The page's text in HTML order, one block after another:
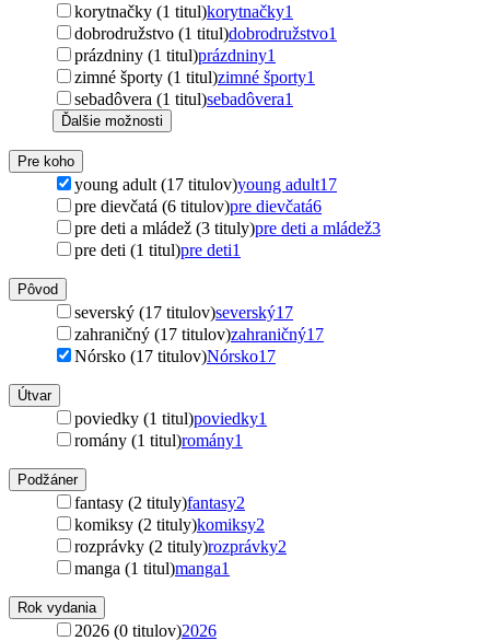
korytnačky (1 titul)korytnačky1
dobrodružstvo (1 titul)dobrodružstvo1
prázdniny (1 titul)prázdniny1
zimné športy (1 titul)zimné športy1
sebadôvera (1 titul)sebadôvera1
Ďalšie možnosti
Pre koho
young adult (17 titulov)young adult17
pre dievčatá (6 titulov)pre dievčatá6
pre deti a mládež (3 tituly)pre deti a mládež3
pre deti (1 titul)pre deti1
Pôvod
severský (17 titulov)severský17
zahraničný (17 titulov)zahraničný17
Nórsko (17 titulov)Nórsko17
Útvar
poviedky (1 titul)poviedky1
romány (1 titul)romány1
Podžáner
fantasy (2 tituly)fantasy2
komiksy (2 tituly)komiksy2
rozprávky (2 tituly)rozprávky2
manga (1 titul)manga1
Rok vydania
2026 (0 titulov)2026